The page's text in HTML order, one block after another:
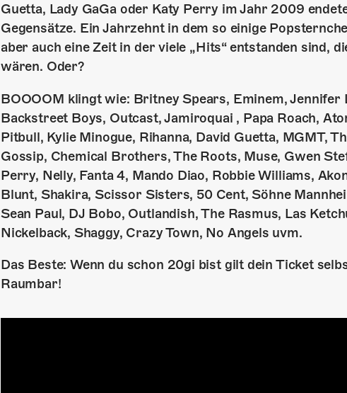
Guetta, Lady GaGa oder Katy Perry im Jahr 2009
Gegensätze. Ein Jahrzehnt in dem so einige
aber auch eine Zeit in der viele „Hits“ entstanden sind,
wären. Oder?
BOOOOM klingt wie: Britney Spears, Eminem, Jennifer
Backstreet Boys, Outcast, Jamiroquai , Papa Roach,
Pitbull, Kylie Minogue, Rihanna, David Guetta, MGMT,
Gossip, Chemical Brothers, The Roots, Muse, Gwen
Perry, Nelly, Fanta 4, Mando Diao, Robbie Williams,
Blunt, Shakira, Scissor Sisters, 50 Cent, Söhne
Sean Paul, DJ Bobo, Outlandish, The Rasmus, Las
Nickelback, Shaggy, Crazy Town, No Angels uvm.
Das Beste: Wenn du schon 20gi bist gilt dein Ticket
Raumbar!